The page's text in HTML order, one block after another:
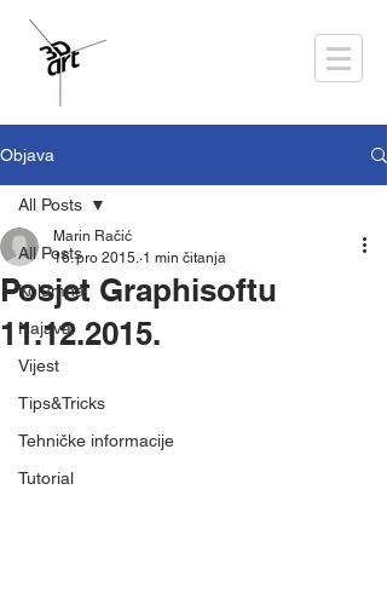
Objava
All Posts
Kolumna
Najava
Vijest
Tips&Tricks
Tehničke informacije
Tutorial
All Posts
Posjet Graphisoftu
11.12.2015.
Marin Račić
16. pro 2015. 1 min čitanja